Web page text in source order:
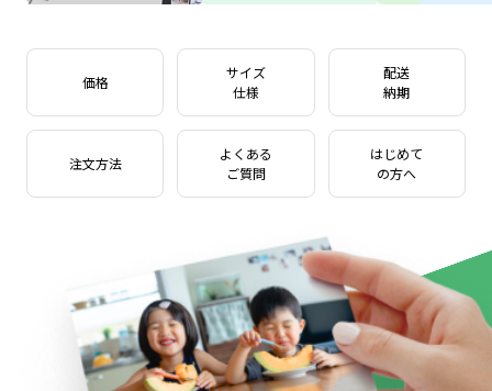
価格
サイズ
仕様
配送
納期
注文方法
よくある
ご質問
はじめて
の方へ